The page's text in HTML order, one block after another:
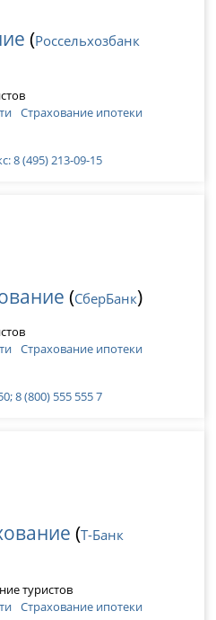
(Россельхозбанк
Страхование ипотеки
8 (495) 213-09-15
(СберБанк)
Страхование ипотеки
8 (800) 555 555 7
(Т-Банк
туристов
Страхование ипотеки